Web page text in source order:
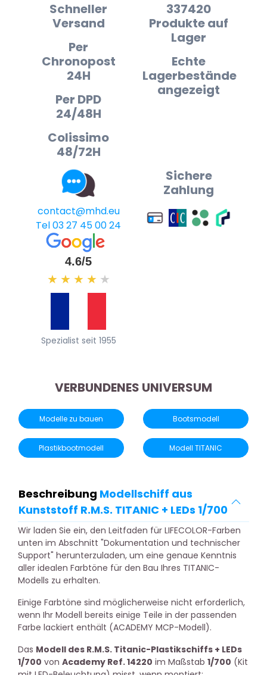
Schneller
Versand
Per
Chronopost
24H
Per DPD
24/48H
Colissimo
48/72H
337420
Produkte auf
Lager
Echte
Lagerbestände
angezeigt
contact@mhd.eu
Tel 03 27 45 00 24
Sichere
Zahlung
4.6/5
★ ★ ★ ★ ★
Spezialist seit 1955
VERBUNDENES UNIVERSUM
Modelle zu bauen Bootsmodell
Plastikbootmodell Modell TITANIC
Beschreibung Modellschiff aus
Kunststoff R.M.S. TITANIC + LEDs 1/700
Wir laden Sie ein, den Leitfaden für LIFECOLOR-Farben
unten im Abschnitt "Dokumentation und technischer
Support" herunterzuladen, um eine genaue Kenntnis
aller idealen Farbtöne für den Bau Ihres TITANIC-
Modells zu erhalten.
Einige Farbtöne sind möglicherweise nicht erforderlich,
wenn Ihr Modell bereits einige Teile in der passenden
Farbe lackiert enthält (ACADEMY MCP-Modell).
Das Modell des R.M.S. Titanic-Plastikschiffs + LEDs
1/700 von Academy Ref. 14220 im Maßstab 1/700 (Kit